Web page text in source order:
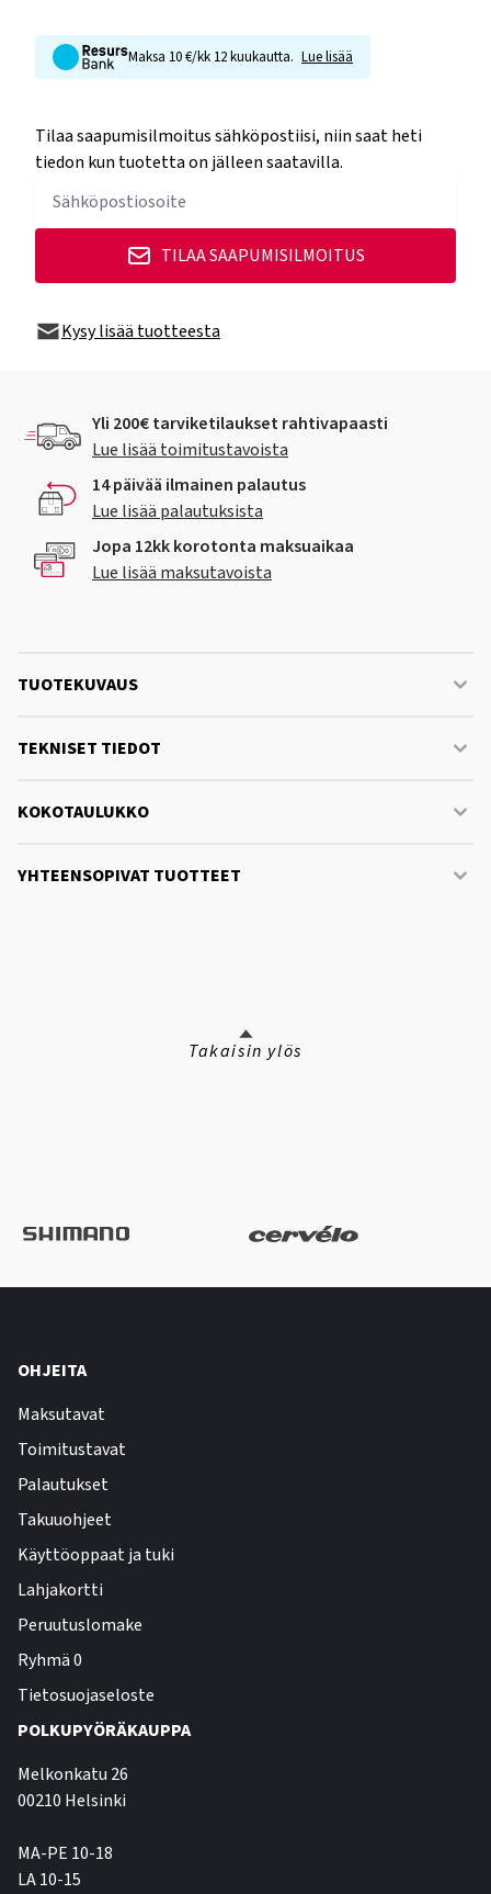
Maksa 10 €/kk 12 kuukautta. Lue lisää
Tilaa saapumisilmoitus sähköpostiisi, niin saat heti
tiedon kun tuotetta on jälleen saatavilla.
TILAA SAAPUMISILMOITUS
Kysy lisää tuotteesta
Yli 200€ tarviketilaukset rahtivapaasti
Lue lisää toimitustavoista
14 päivää ilmainen palautus
Lue lisää palautuksista
Jopa 12kk korotonta maksuaikaa
Lue lisää maksutavoista
TUOTEKUVAUS
TEKNISET TIEDOT
KOKOTAULUKKO
YHTEENSOPIVAT TUOTTEET
Takaisin ylös
OHJEITA
Maksutavat
Toimitustavat
Palautukset
Takuuohjeet
Käyttöoppaat ja tuki
Lahjakortti
Peruutuslomake
Ryhmä 0
Tietosuojaseloste
POLKUPYÖRÄKAUPPA
Melkonkatu 26
00210 Helsinki
MA-PE 10-18
LA 10-15